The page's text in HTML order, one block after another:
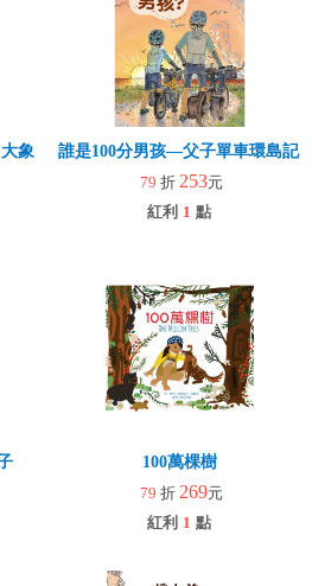
象拉拉樂(玩具)
誰是100分男孩—父子單車環島記
79 折 253元
紅利 1 點
100萬棵樹
79 折 269元
紅利 1 點